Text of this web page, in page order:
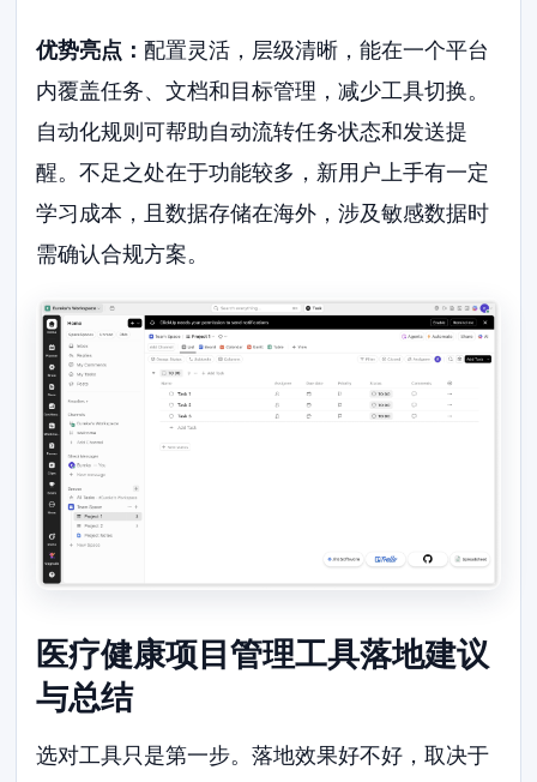
优势亮点：配置灵活，层级清晰，能在一个平台
内覆盖任务、文档和目标管理，减少工具切换。
自动化规则可帮助自动流转任务状态和发送提
醒。不足之处在于功能较多，新用户上手有一定
学习成本，且数据存储在海外，涉及敏感数据时
需确认合规方案。
医疗健康项目管理工具落地建议
与总结
选对工具只是第一步。落地效果好不好，取决于